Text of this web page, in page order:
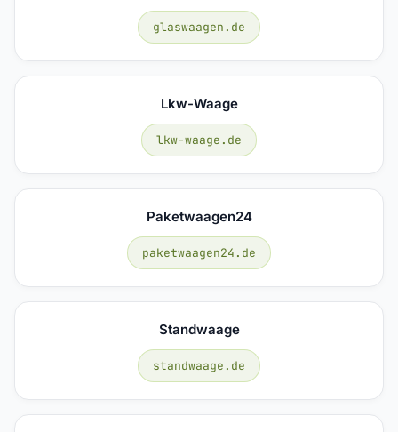
glaswaagen.de
Lkw-Waage
lkw-waage.de
Paketwaagen24
paketwaagen24.de
Standwaage
standwaage.de